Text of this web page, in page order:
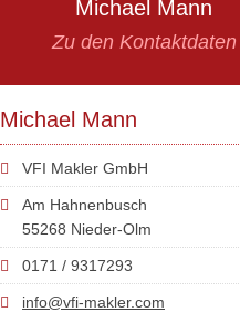
Michael Mann
Zu den Kontaktdaten
Michael Mann
VFI Makler GmbH
Am Hahnenbusch
55268 Nieder-Olm
0171 / 9317293
info@vfi-makler.com